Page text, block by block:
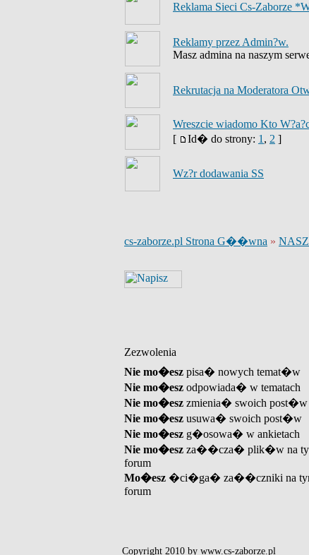
Reklama Sieci Cs-Zaborze
Reklamy przez Admin?w.
Masz admina na naszym
Rekrutacja na Moderatora
Wreszcie wiadomo Kto
[
Id� do strony: 1 , 2 ]
Wz?r dodawania SS
cs-zaborze.pl Strona G��wna »
Zezwolenia
Nie mo�esz pisa� nowych temat�w
Nie mo�esz odpowiada� w tematach
Nie mo�esz zmienia� swoich post�w
Nie mo�esz usuwa� swoich post�w
Nie mo�esz g�osowa� w ankietach
Nie mo�esz za��cza� plik�w na
forum
Mo�esz �ci�ga� za��czniki na
forum
Copyright 2010 by www.cs-zaborze.pl